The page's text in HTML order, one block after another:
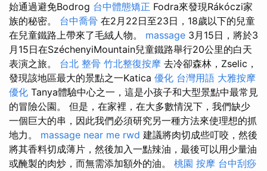
始通過避免Bodrog 台中體態矯正 Fodra來發現Rákóczi家
族的秘密。 台中喬骨 在2月22日至23日，18歲以下的兒童
在兒童鐵路上帶來了毛絨人物。 massage 3月15日，將於3
月15日在SzéchenyiMountain兒童鐵路舉行20公里的白天
表演之旅。 台北 整骨 竹北整復按摩 去冷卻森林，Zselic，
發現該地區最大的景點之一Katica 優化 台灣用語 大雅按摩
優化 Tanya體驗中心之一，這是小孩子和大型景點中最常見
的冒險公園。 但是，在家裡，在大多數情況下，我們缺少
一個巨大的串，因此我們必須研究另一種方法來使理想的抓
地力。 massage near me rwd 建議將肉切成些叮咬，然後
將其香料切成薄片，然後加入一點辣油，最後可以用少量油
或醃製的肉炒，而無需添加額外的油。 桃園 按摩 台中刮痧